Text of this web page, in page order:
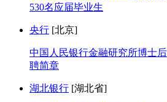
530名应届毕业生
央行 [北京]
中国人民银行金融研究所博士
聘简章
湖北银行 [湖北省]